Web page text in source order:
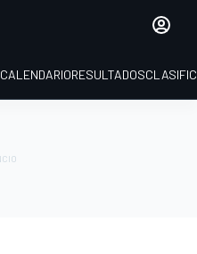
CALENDARIORESULTADOS